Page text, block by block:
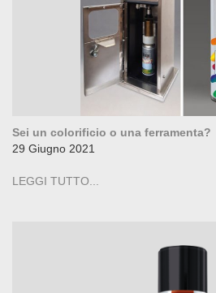
Sei un colorificio o una ferramenta?
29 Giugno 2021
LEGGI TUTTO...